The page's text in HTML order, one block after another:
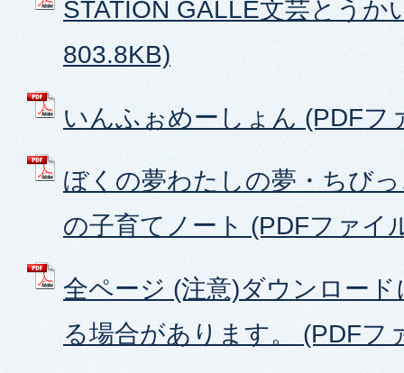
STATION GALLE文芸とうか
803.8KB)
いんふぉめーしょん (PDFフ
ぼくの夢わたしの夢・ちび
の子育てノート (PDFファイ
全ページ (注意)ダウンロー
る場合があります。 (PDFフ